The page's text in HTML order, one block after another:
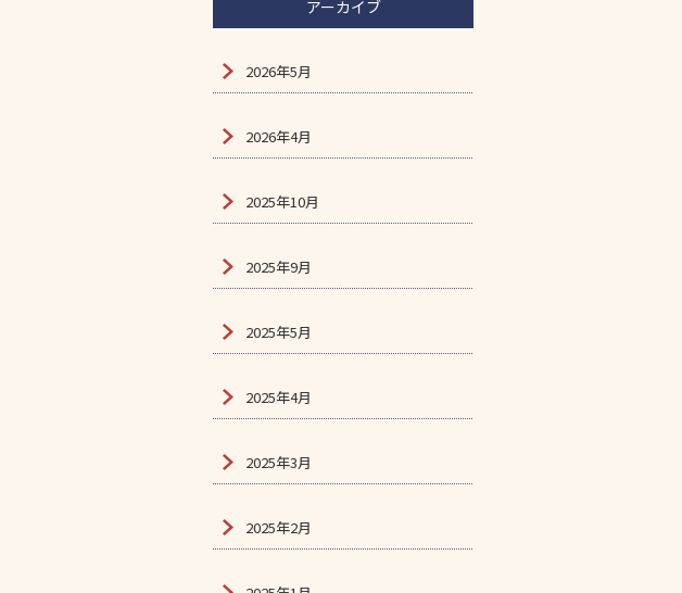
アーカイブ
2026年5月
2026年4月
2025年10月
2025年9月
2025年5月
2025年4月
2025年3月
2025年2月